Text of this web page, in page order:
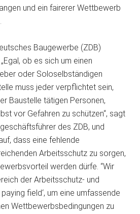
und ein fairerer Wettbewerb
Baugewerbe (ZDB)
ob es sich um einen
oder Soloselbständigen
muss jeder verpflichtet sein,
Baustelle tätigen Personen,
vor Gefahren zu schützen“, sagt
des ZDB, und
dass eine fehlende
Arbeitsschutz zu sorgen,
werden dürfe. “Wir
der Arbeitsschutz- und
field‘, um eine umfassende
Wettbewerbsbedingungen zu